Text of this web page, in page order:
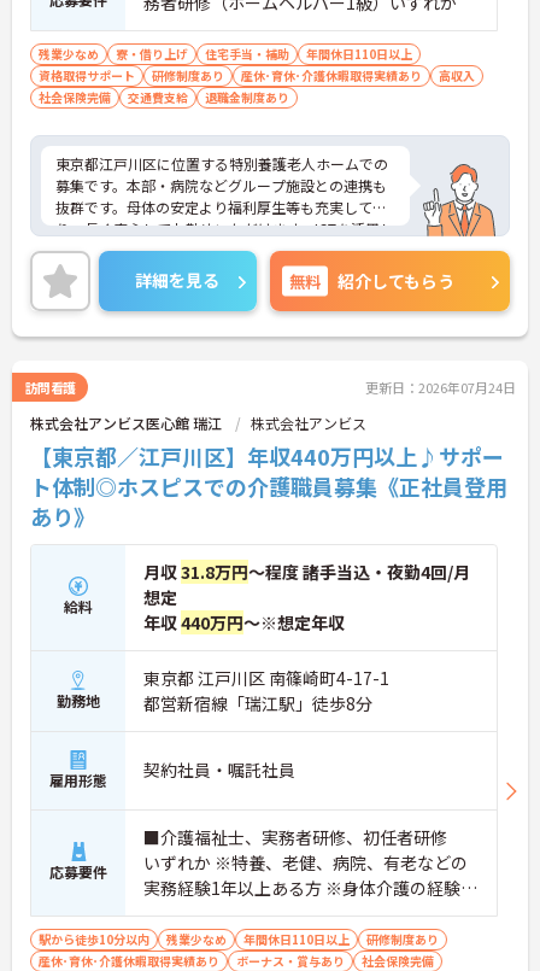
残業少なめ 寮・借り上げ 住宅手当・補助
年間休日110日以上
資格取得サポート
研修制度あり 産休･育休･介護休暇取得実績あり
高収入
社会保険完備
交通費支給 退職金制度あり
東京都江戸川区に位置する特別養護老人ホームでの
募集です。本部・病院などグループ施設との連携も
抜群です。母体の安定より福利厚生等も充実してお
り、長く安心してお勤めいただけます。ICTを活用し
た職員の負担軽減や、最先端の調理システムを導入
しており、働きやすい環境が整っています。
ご興味のある方には、面接対策ポイントなど、さら
に詳細をお話しいたしますので、お気軽にご相談く
ださい。
詳細を見る 無料 紹介してもらう
訪問看護 更新日：2026年07月24日
株式会社アンビス医心館 瑞江 株式会社アンビス
【東京都／江戸川区】年収440万円以上♪サポー
ト体制◎ホスピスでの介護職員募集《正社員登用
あり》
給料
月収31.8万円～程度 諸手当込・夜勤4回/月
想定
年収440万円～※想定年収
勤務地
東京都 江戸川区 南篠崎町4-17-1
都営新宿線「瑞江駅」徒歩8分
雇用形態 契約社員・嘱託社員
応募要件
■介護福祉士、実務者研修、初任者研修
いずれか ※特養、老健、病院、有老などの
実務経験1年以上ある方 ※身体介護の経験年
以上ある方、機械浴の使用の経験のある方
歓迎
駅から徒歩10分以内 残業少なめ 年間休日110日以上
研修制度あり
産休･育休･介護休暇取得実績あり
ボーナス・賞与あり
社会保険完備